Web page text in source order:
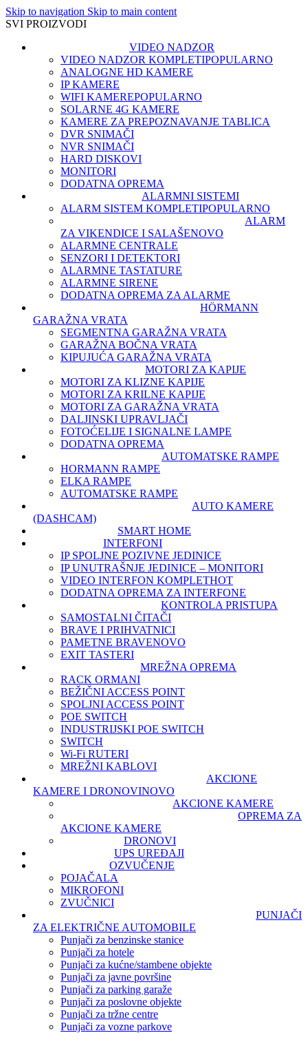
Skip to navigation Skip to main content
SVI PROIZVODI
VIDEO NADZOR
VIDEO NADZOR KOMPLETIPOPULARNO
ANALOGNE HD KAMERE
IP KAMERE
WIFI KAMEREPOPULARNO
SOLARNE 4G KAMERE
KAMERE ZA PREPOZNAVANJE TABLICA
DVR SNIMAČI
NVR SNIMAČI
HARD DISKOVI
MONITORI
DODATNA OPREMA
ALARMNI SISTEMI
ALARM SISTEM KOMPLETIPOPULARNO
ALARM
ZA VIKENDICE I SALAŠENOVO
ALARMNE CENTRALE
SENZORI I DETEKTORI
ALARMNE TASTATURE
ALARMNE SIRENE
DODATNA OPREMA ZA ALARME
HÖRMANN
GARAŽNA VRATA
SEGMENTNA GARAŽNA VRATA
GARAŽNA BOČNA VRATA
KIPUJUĆA GARAŽNA VRATA
MOTORI ZA KAPIJE
MOTORI ZA KLIZNE KAPIJE
MOTORI ZA KRILNE KAPIJE
MOTORI ZA GARAŽNA VRATA
DALJINSKI UPRAVLJAČI
FOTOĆELIJE I SIGNALNE LAMPE
DODATNA OPREMA
AUTOMATSKE RAMPE
HORMANN RAMPE
ELKA RAMPE
AUTOMATSKE RAMPE
AUTO KAMERE
(DASHCAM)
SMART HOME
INTERFONI
IP SPOLJNE POZIVNE JEDINICE
IP UNUTRAŠNJE JEDINICE – MONITORI
VIDEO INTERFON KOMPLETHOT
DODATNA OPREMA ZA INTERFONE
KONTROLA PRISTUPA
SAMOSTALNI ČITAČI
BRAVE I PRIHVATNICI
PAMETNE BRAVENOVO
EXIT TASTERI
MREŽNA OPREMA
RACK ORMANI
BEŽIČNI ACCESS POINT
SPOLJNI ACCESS POINT
POE SWITCH
INDUSTRIJSKI POE SWITCH
SWITCH
Wi-Fi RUTERI
MREŽNI KABLOVI
AKCIONE
KAMERE I DRONOVINOVO
AKCIONE KAMERE
OPREMA ZA
AKCIONE KAMERE
DRONOVI
UPS UREĐAJI
OZVUČENJE
POJAČALA
MIKROFONI
ZVUČNICI
PUNJAČI
ZA ELEKTRIČNE AUTOMOBILE
Punjači za benzinske stanice
Punjači za hotele
Punjači za kućne/stambene objekte
Punjači za javne površine
Punjači za parking garaže
Punjači za poslovne objekte
Punjači za tržne centre
Punjači za vozne parkove